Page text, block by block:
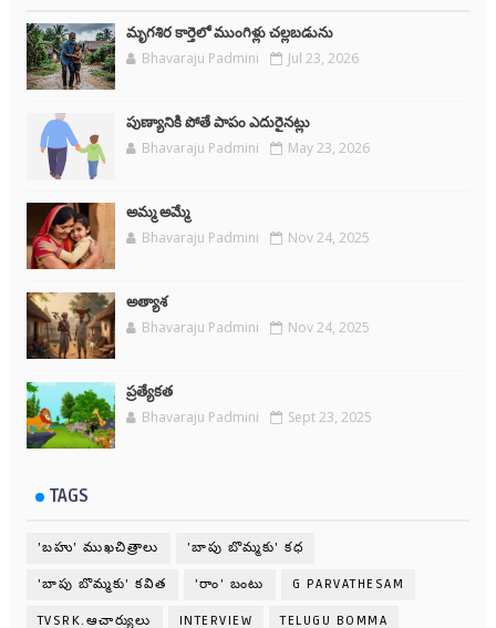
మృగశిర కార్తెలో ముంగిళ్లు చల్లబడును
Bhavaraju Padmini Jul 23, 2026
పుణ్యానికి పోతే పాపం ఎదురైనట్లు
Bhavaraju Padmini May 23, 2026
అమ్మ అమ్మే
Bhavaraju Padmini Nov 24, 2025
అత్యాశ
Bhavaraju Padmini Nov 24, 2025
ప్రత్యేకత
Bhavaraju Padmini Sept 23, 2025
TAGS
'బహు' ముఖచిత్రాలు 'బాపు బొమ్మకు' కధ
'బాపు బొమ్మకు' కవిత 'రాం' బంటు G PARVATHESAM
TVSRK.ఆచార్యులు INTERVIEW TELUGU BOMMA